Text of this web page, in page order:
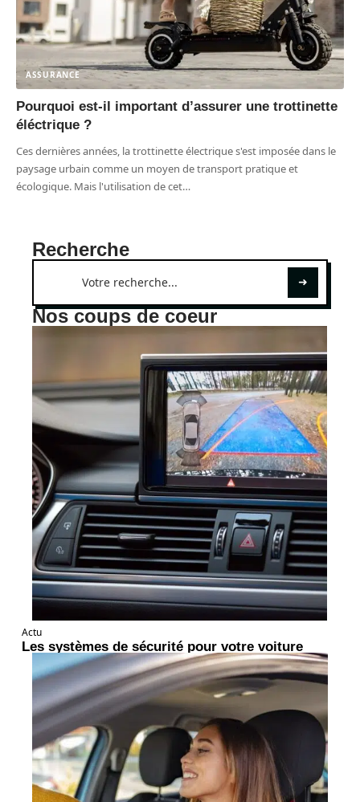
ASSURANCE
Pourquoi est-il important d’assurer une trottinette
éléctrique ?
Ces dernières années, la trottinette électrique s'est imposée dans le
paysage urbain comme un moyen de transport pratique et
écologique. Mais l'utilisation de cet…
Recherche
Nos coups de coeur
Actu
Les systèmes de sécurité pour votre voiture